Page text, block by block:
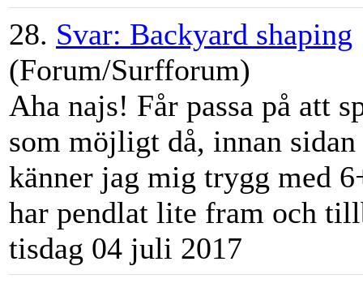
28. Svar: Backyard shaping
(Forum/Surfforum)
Aha najs! Får passa på att
som möjligt då, innan
känner jag mig trygg med
har pendlat lite fram och
tisdag 04 juli 2017